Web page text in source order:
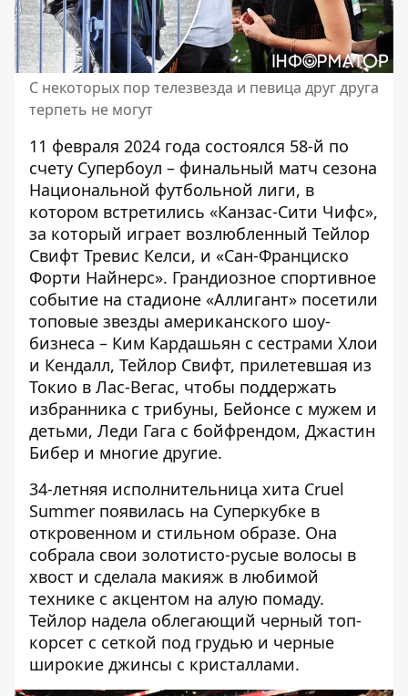
С некоторых пор телезвезда и певица друг друга
терпеть не могут
11 февраля 2024 года состоялся 58-й по
счету Супербоул – финальный матч сезона
Национальной футбольной лиги, в
котором встретились «Канзас-Сити Чифс»,
за который играет возлюбленный Тейлор
Свифт Тревис Келси, и «Сан-Франциско
Форти Найнерс». Грандиозное спортивное
событие на стадионе «Аллигант» посетили
топовые звезды американского шоу-
бизнеса – Ким Кардашьян с сестрами Хлои
и Кендалл, Тейлор Свифт, прилетевшая из
Токио в Лас-Вегас, чтобы поддержать
избранника с трибуны, Бейонсе с мужем и
детьми, Леди Гага с бойфрендом, Джастин
Бибер и многие другие.
34-летняя исполнительница хита Cruel
Summer появилась на Суперкубке в
откровенном и стильном образе. Она
собрала свои золотисто-русые волосы в
хвост и сделала макияж в любимой
технике с акцентом на алую помаду.
Тейлор надела облегающий черный топ-
корсет с сеткой под грудью и черные
широкие джинсы с кристаллами.